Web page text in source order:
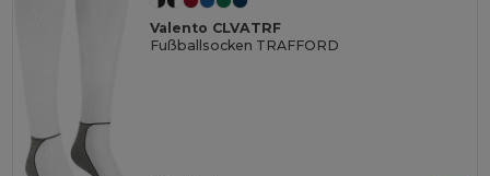
Valento CLVATRF
Fußballsocken TRAFFORD